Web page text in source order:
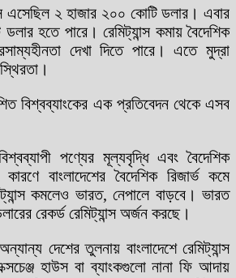
এসেছিল ২ হাজার ২০০ কোটি ডলার। এবার
হতে পারে। রেমিট্যান্স কমায় বৈদেশিক
দেখা দিতে পারে। এতে মুদ্রা
বিশ্বব্যাংকের এক প্রতিবেদন থেকে এসব
পণ্যের মূল্যবৃদ্ধি এবং বৈদেশিক
বাংলাদেশের বৈদেশিক রিজার্ভ কমে
কমলেও ভারত, নেপালে বাড়বে। ভারত
রেকর্ড রেমিট্যান্স অর্জন করছে।
দেশের তুলনায় বাংলাদেশে রেমিট্যান্স
হাউস বা ব্যাংকগুলো নানা ফি আদায়